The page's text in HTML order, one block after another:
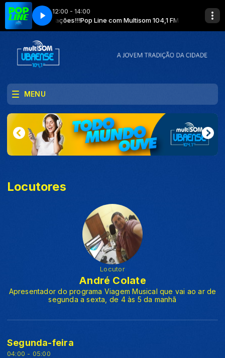
12:00 - 14:00
aglomerações!!!Pop Line com Multisom 104,1 FM - Use máscara!!!
Show de Sucessos
MENU
Locutores
Locutor
André Colate
Apresentador do programa Viagem Musical que vai ao ar de
segunda a sexta, de 4 às 5 da manhã
Segunda-feira
04:00 - 05:00